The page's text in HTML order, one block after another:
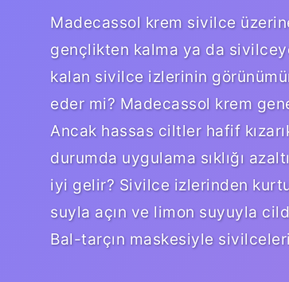
Madecassol krem sivilce
gençlikten kalma ya da
kalan sivilce izlerinin
eder mi? Madecassol krem
Ancak hassas ciltler hafif
durumda uygulama sıklığı
iyi gelir? Sivilce izlerinden
suyla açın ve limon suyuyla
Bal-tarçın maskesiyle